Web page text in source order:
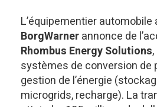
L’équipementier automobile
BorgWarnerannonce de
Rhombus Energy Solutions
systèmes de conversion de
gestion de l’énergie
microgrids, recharge). La